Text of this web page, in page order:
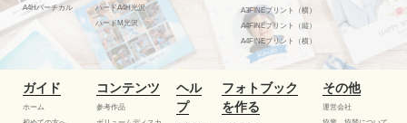
A4Hバーチカル
ハードA4H光沢
ハードM光沢
A3FINEプリント（横）
A4FINEプリント（縦）
A4FINEプリント（横）
ガイド
ホーム
コンテンツ
参考作品
ヘル
プ
フォトブック
を作る
その他
運営会社